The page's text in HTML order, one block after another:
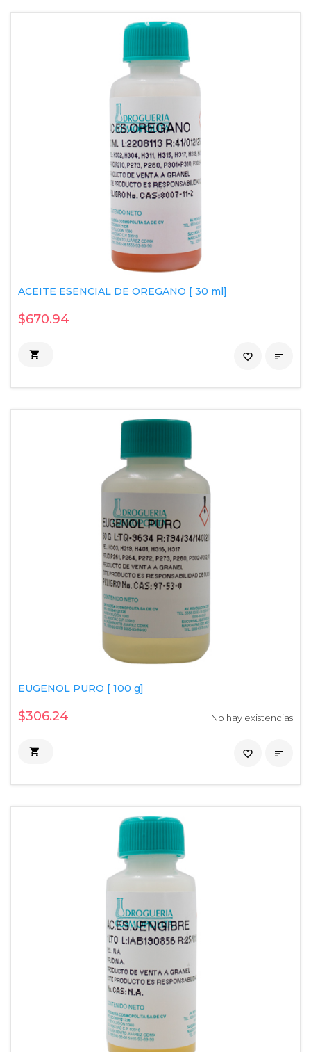
ACEITE ESENCIAL DE OREGANO [ 30 ml]
$670.94
 
favorite_border
EUGENOL PURO [ 100 g]
$306.24 No hay existencias
 
favorite_border